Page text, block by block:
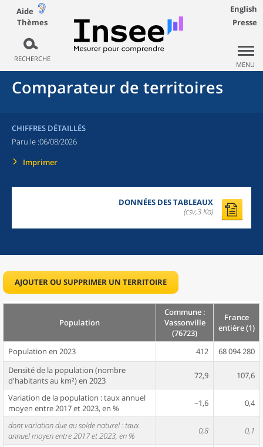
Aide
Thèmes
RECHERCHE
English
Presse
MENU
Comparateur de territoires
CHIFFRES DÉTAILLÉS
Paru le :06/08/2026
Imprimer
DONNÉES DES TABLEAUX
(csv,3 Ko)
AJOUTER OU SUPPRIMER UN TERRITOIRE
Population
Commune :
Vassonville
(76723)
France
entière (1)
Population en 2023 412
68 094 280
Densité de la population (nombre
d'habitants au km²) en 2023
72,9 107,6
Variation de la population : taux annuel
moyen entre 2017 et 2023, en %
–1,6 0,4
dont variation due au solde naturel : taux
annuel moyen entre 2017 et 2023, en %
0,8 0,1